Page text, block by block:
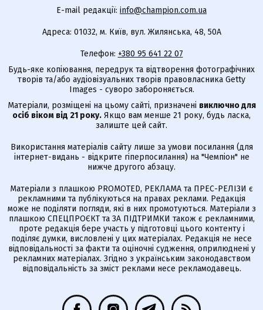
E-mail редакції: info@champion.com.ua
Адреса: 01032, м. Київ, вул. Жилянська, 48, 50А
Телефон: +380 95 641 22 07
Будь-яке копіювання, передрук та відтворення фотографічних
творів та/або аудіовізуальних творів правовласника Getty
Images - суворо забороняється.
Матеріали, розміщені на цьому сайті, призначені виключно для
осіб віком від 21 року. Якщо вам менше 21 року, будь ласка,
залиште цей сайт.
Використання матеріалів сайту лише за умови посилання (для
інтернет-видань - відкрите гіперпосилання) на "Чемпіон" не
нижче другого абзацу.
Матеріали з плашкою PROMOTED, РЕКЛАМА та ПРЕС-РЕЛІЗИ є
рекламними та публікуються на правах реклами. Редакція
може не поділяти погляди, які в них промотуються. Матеріали з
плашкою СПЕЦПРОЄКТ та ЗА ПІДТРИМКИ також є рекламними,
проте редакція бере участь у підготовці цього контенту і
поділяє думки, висловлені у цих матеріалах. Редакція не несе
відповідальності за факти та оціночні судження, оприлюднені у
рекламних матеріалах. Згідно з українським законодавством
відповідальність за зміст реклами несе рекламодавець.